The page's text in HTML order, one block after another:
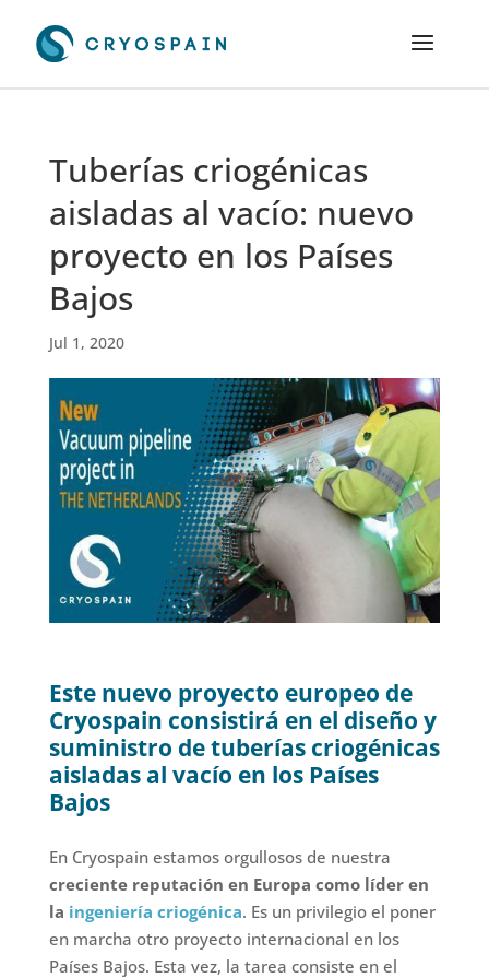
Tuberías criogénicas
aisladas al vacío: nuevo
proyecto en los Países
Bajos
Jul 1, 2020
Este nuevo proyecto europeo de
Cryospain consistirá en el diseño y
suministro de tuberías criogénicas
aisladas al vacío en los Países
Bajos
En Cryospain estamos orgullosos de nuestra
creciente reputación en Europa como líder en
la ingeniería criogénica. Es un privilegio el poner
en marcha otro proyecto internacional en los
Países Bajos. Esta vez, la tarea consiste en el